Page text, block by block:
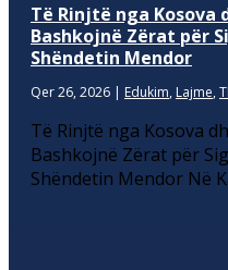
Të Rinjtë nga Kosova
Bashkojnë Zërat për
Shëndetin Mendor
Qer 26, 2026 | Edukim, Lajme,
Të Rinjtë nga Kosova
Bashkojnë Zërat për
Shëndetin Mendor Në